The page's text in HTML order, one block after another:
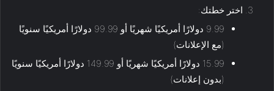
اختر خطتك:
9.99 دولارًا أمريكيًا شهريًا أو 99.99 دولارًا أمريكيًا سنويًا
(مع الإعلانات)
15.99 دولارًا أمريكيًا شهريًا أو 149.99 دولارًا أمريكيًا سنويًا
(بدون إعلانات)